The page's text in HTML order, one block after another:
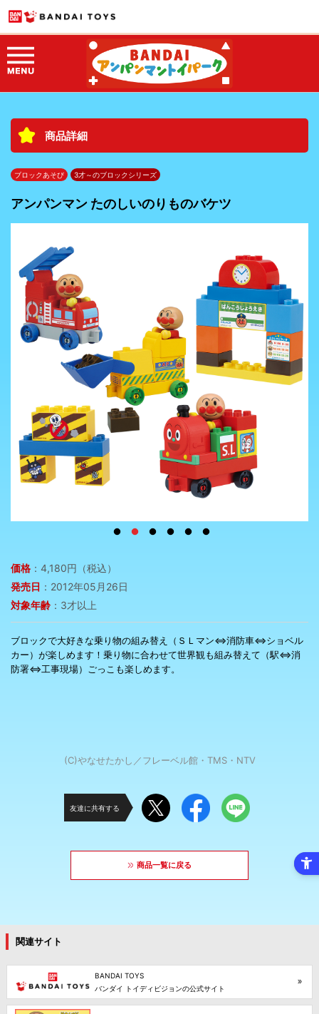
商品詳細
ブロックあそび 3才～のブロックシリーズ
アンパンマン たのしいのりものバケツ
価格 ：4,180円（税込）
発売日 ：2012年05月26日
対象年齢 ：3才以上
ブロックで大好きな乗り物の組み替え（ＳＬマン⇔消防車⇔ショベル
カー）が楽しめます！乗り物に合わせて世界観も組み替えて（駅⇔消
防署⇔工事現場）ごっこも楽しめます。
(C)やなせたかし／フレーベル館・TMS・NTV
友達に共有する
商品一覧に戻る
関連サイト
BANDAI TOYS
バンダイ トイディビジョンの公式サイト